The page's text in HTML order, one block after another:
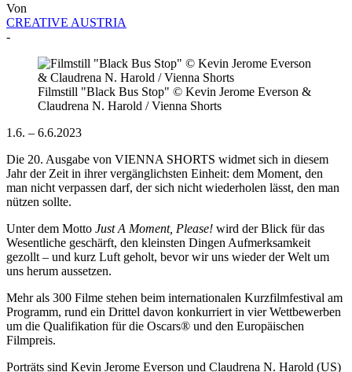
Von
CREATIVE AUSTRIA
-
Filmstill "Black Bus Stop" © Kevin Jerome Everson &
Claudrena N. Harold / Vienna Shorts
1.6. – 6.6.2023
Die 20. Ausgabe von VIENNA SHORTS widmet sich in diesem
Jahr der Zeit in ihrer vergänglichsten Einheit: dem Moment, den
man nicht verpassen darf, der sich nicht wiederholen lässt, den man
nützen sollte.
Unter dem Motto Just A Moment, Please! wird der Blick für das
Wesentliche geschärft, den kleinsten Dingen Aufmerksamkeit
gezollt – und kurz Luft geholt, bevor wir uns wieder der Welt um
uns herum aussetzen.
Mehr als 300 Filme stehen beim internationalen Kurzfilmfestival am
Programm, rund ein Drittel davon konkurriert in vier Wettbewerben
um die Qualifikation für die Oscars® und den Europäischen
Filmpreis.
Porträts sind Kevin Jerome Everson und Claudrena N. Harold (US)